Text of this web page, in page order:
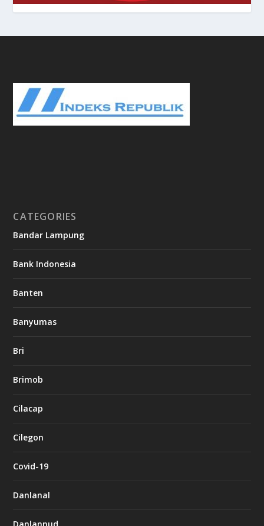
CATEGORIES
Bandar Lampung
Bank Indonesia
Banten
Banyumas
Bri
Brimob
Cilacap
Cilegon
Covid-19
Danlanal